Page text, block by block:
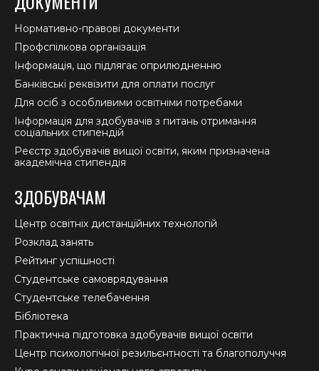
Нормативно-правові документи
Профспілкова організація
Інформація, що підлягає оприлюдненню
Банківські реквізити для оплати послуг
Для осіб з особливими освітніми потребами
Інформація для здобувачів з питань отримання
соціальних стипендій
Реєстр здобувачів вищої освіти, яким призначена
академічна стипендія
ЗДОБУВАЧАМ
Центр освітніх дистанційних технологій
Розклад занять
Рейтинг успішності
Студентське самоврядування
Студентське телебачення
Бібліотека
Практична підготовка здобувачів вищої освіти
Центр психологічної резильєнтності та благополуччя